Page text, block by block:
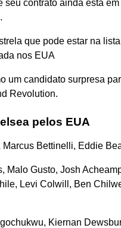
seu contrato ainda está
que pode estar na
nos EUA
um candidato surpresa
Revolution.
pelos EUA
Marcus Bettinelli, Eddie
Malo Gusto, Josh
Levi Colwill, Ben
Kiernan